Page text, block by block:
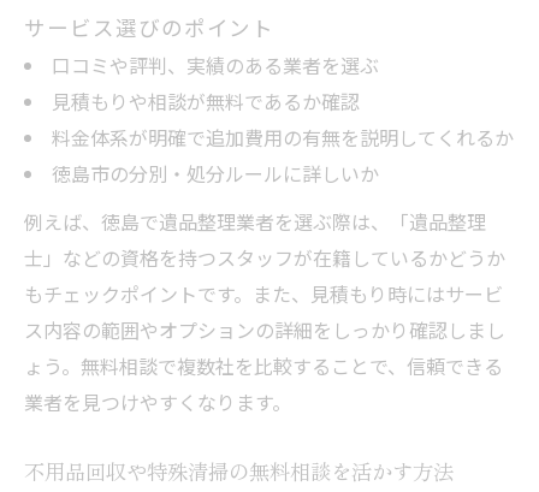
サービス選びのポイント
口コミや評判、実績のある業者を選ぶ
見積もりや相談が無料であるか確認
料金体系が明確で追加費用の有無を説明してくれるか
徳島市の分別・処分ルールに詳しいか
例えば、徳島で遺品整理業者を選ぶ際は、「遺品整理
士」などの資格を持つスタッフが在籍しているかどうか
もチェックポイントです。また、見積もり時にはサービ
ス内容の範囲やオプションの詳細をしっかり確認しまし
ょう。無料相談で複数社を比較することで、信頼できる
業者を見つけやすくなります。
不用品回収や特殊清掃の無料相談を活かす方法